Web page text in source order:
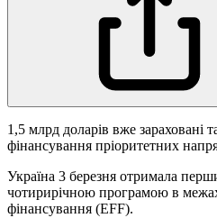
1,5 млрд доларів вже зараховані
фінансування пріоритетних
Україна 3 березня отримала
чотирирічною програмою в
фінансування (EFF).